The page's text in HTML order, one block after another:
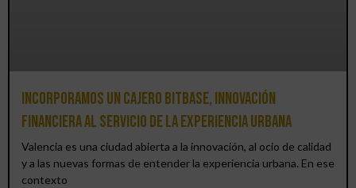
Incorporamos un cajero BitBase, innovación
financiera al servicio de la experiencia urbana
Valencia es una ciudad abierta a la innovación, al ocio de calidad
y a las nuevas formas de entender la experiencia urbana. En ese
contexto